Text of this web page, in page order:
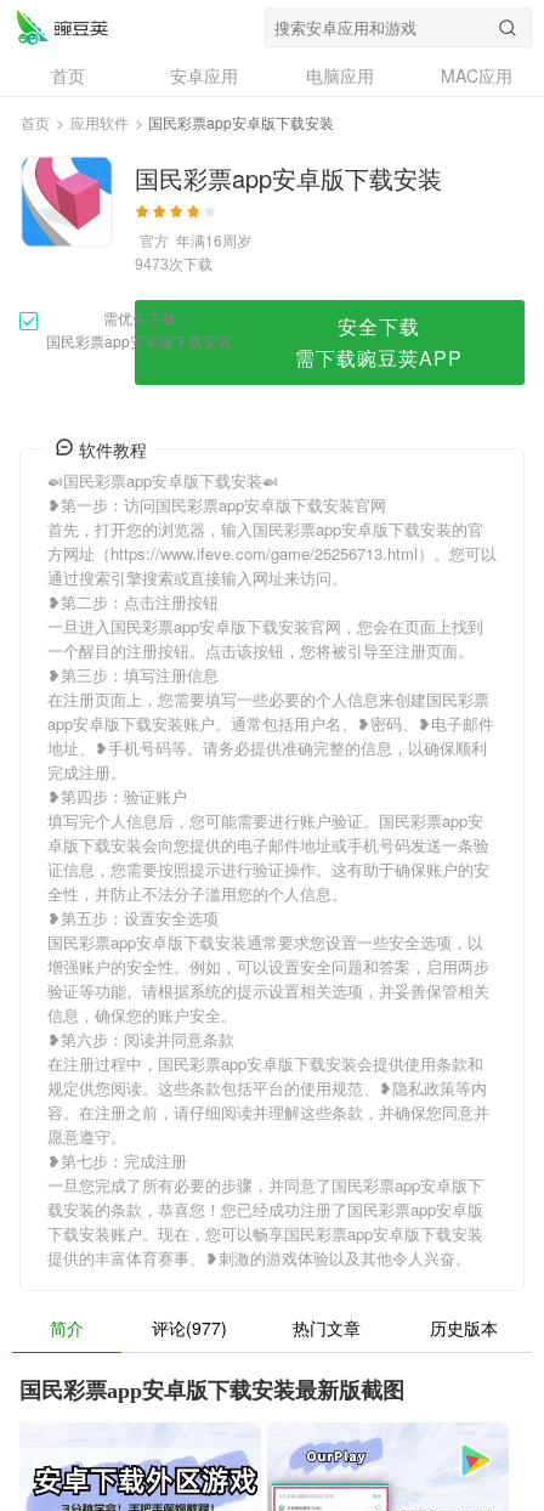
国民彩票app安卓版下载安装
首页 安卓应用 电脑应用
MAC应用
资讯
专题 设计奖
问答
首页 > 应用软件 > 国民彩票app安卓版下载安装
国民彩票app安卓版下载安装
官方 年满16周岁
9473次下载
需优先下载
国民彩票app安卓版下载安装
安全下载
需下载豌豆荚APP
软件教程
🍛国民彩票app安卓版下载安装🍛
❥第一步：访问国民彩票app安卓版下载安装官网
首先，打开您的浏览器，输入国民彩票app安卓版下载安装的官
方网址（https://www.ifeve.com/game/25256713.html）。您可以
通过搜索引擎搜索或直接输入网址来访问。
❥第二步：点击注册按钮
一旦进入国民彩票app安卓版下载安装官网，您会在页面上找到
一个醒目的注册按钮。点击该按钮，您将被引导至注册页面。
❥第三步：填写注册信息
在注册页面上，您需要填写一些必要的个人信息来创建国民彩票
app安卓版下载安装账户。通常包括用户名、❥密码、❥电子邮件
地址、❥手机号码等。请务必提供准确完整的信息，以确保顺利
完成注册。
❥第四步：验证账户
填写完个人信息后，您可能需要进行账户验证。国民彩票app安
卓版下载安装会向您提供的电子邮件地址或手机号码发送一条验
证信息，您需要按照提示进行验证操作。这有助于确保账户的安
全性，并防止不法分子滥用您的个人信息。
❥第五步：设置安全选项
国民彩票app安卓版下载安装通常要求您设置一些安全选项，以
增强账户的安全性。例如，可以设置安全问题和答案，启用两步
验证等功能。请根据系统的提示设置相关选项，并妥善保管相关
信息，确保您的账户安全。
❥第六步：阅读并同意条款
在注册过程中，国民彩票app安卓版下载安装会提供使用条款和
规定供您阅读。这些条款包括平台的使用规范、❥隐私政策等内
容。在注册之前，请仔细阅读并理解这些条款，并确保您同意并
愿意遵守。
❥第七步：完成注册
一旦您完成了所有必要的步骤，并同意了国民彩票app安卓版下
载安装的条款，恭喜您！您已经成功注册了国民彩票app安卓版
下载安装账户。现在，您可以畅享国民彩票app安卓版下载安装
提供的丰富体育赛事、❥刺激的游戏体验以及其他令人兴奋。
简介 评论(977) 热门文章 历史版本
国民彩票app安卓版下载安装最新版截图